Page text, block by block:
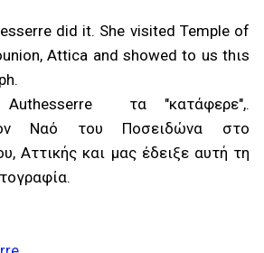
did it. She visited Temple of
Attica and showed to us thιs
τα "κατάφερε",.
Ναό του Ποσειδώνα στο
Αττικής και μας έδειξε αυτή τη